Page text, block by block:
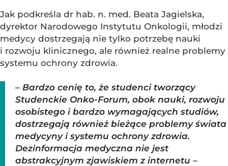
Jak podkreśla dr hab. n. med. Beata Jagielska,
dyrektor Narodowego Instytutu Onkologii, młodzi
medycy dostrzegają nie tylko potrzebę nauki
i rozwoju klinicznego, ale również realne problemy
systemu ochrony zdrowia.
– Bardzo cenię to, że studenci tworzący
Studenckie Onko-Forum, obok nauki, rozwoju
osobistego i bardzo wymagających studiów,
dostrzegają również bieżące problemy świata
medycyny i systemu ochrony zdrowia.
Dezinformacja medyczna nie jest
abstrakcyjnym zjawiskiem z internetu –